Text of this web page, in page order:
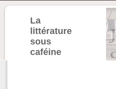
La
littérature
sous
caféine